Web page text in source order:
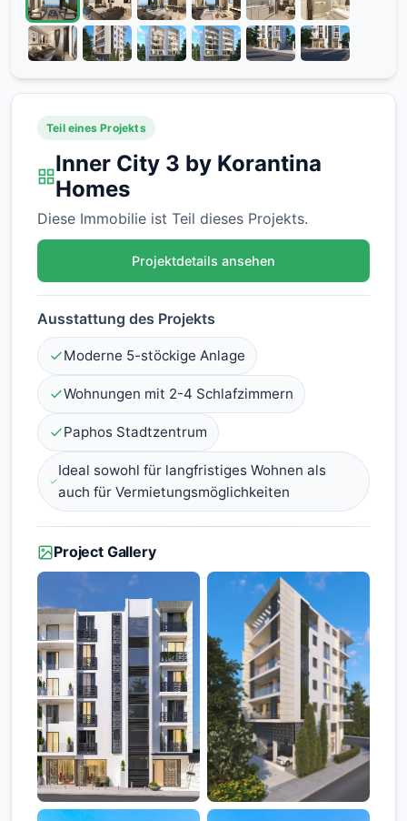
Teil eines Projekts
Inner City 3 by Korantina
Homes
Diese Immobilie ist Teil dieses Projekts.
Projektdetails ansehen
Ausstattung des Projekts
Moderne 5-stöckige Anlage
Wohnungen mit 2-4 Schlafzimmern
Paphos Stadtzentrum
Ideal sowohl für langfristiges Wohnen als
auch für Vermietungsmöglichkeiten
Project Gallery